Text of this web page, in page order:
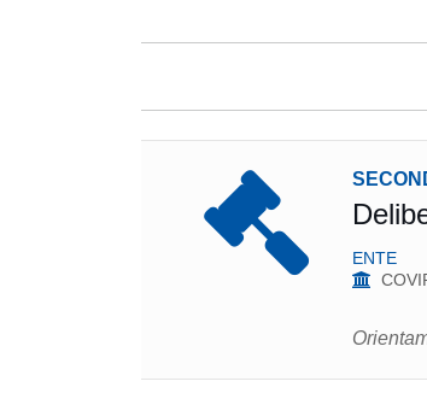
ENTE